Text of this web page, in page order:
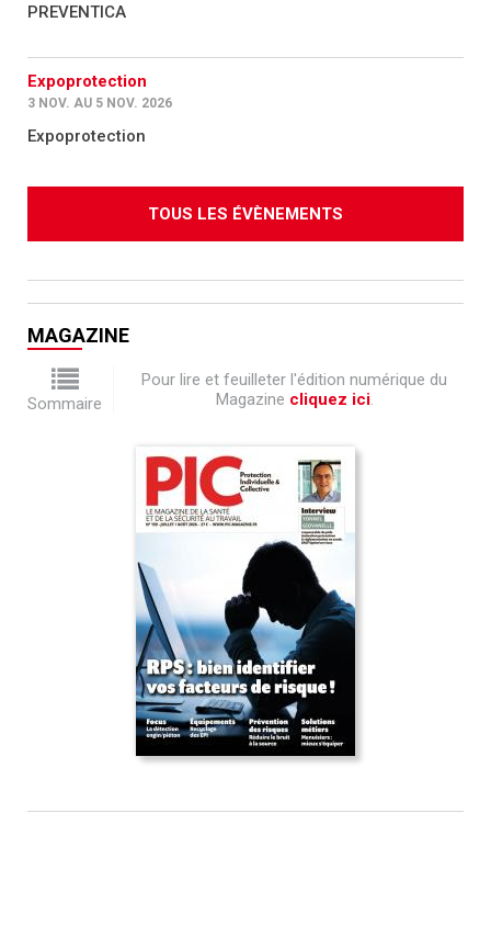
PREVENTICA
Expoprotection
3 NOV. AU 5 NOV. 2026
Expoprotection
TOUS LES ÉVÈNEMENTS
MAGAZINE
Sommaire
Pour lire et feuilleter l'édition numérique du
Magazine cliquez ici.